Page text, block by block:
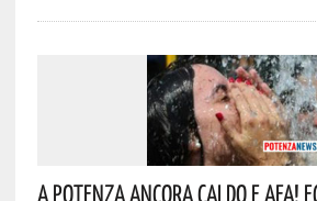
A Potenza Ancora Caldo E Afa!